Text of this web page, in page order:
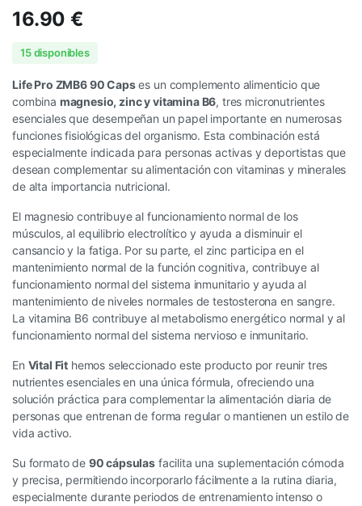
16.90€
15 disponibles
Life Pro ZMB6 90 Capses un complemento alimenticio que
combina magnesio, zinc y vitamina B6, tres micronutrientes
esenciales que desempeñan un papel importante en numerosas
funciones fisiológicas del organismo. Esta combinación está
especialmente indicada para personas activas y deportistas que
desean complementar su alimentación con vitaminas y minerales
de alta importancia nutricional.
El magnesio contribuye al funcionamiento normal de los
músculos, al equilibrio electrolítico y ayuda a disminuir el
cansancio y la fatiga. Por su parte, el zinc participa en el
mantenimiento normal de la función cognitiva, contribuye al
funcionamiento normal del sistema inmunitario y ayuda al
mantenimiento de niveles normales de testosterona en sangre.
La vitamina B6 contribuye al metabolismo energético normal y al
funcionamiento normal del sistema nervioso e inmunitario.
En Vital Fit hemos seleccionado este producto por reunir tres
nutrientes esenciales en una única fórmula, ofreciendo una
solución práctica para complementar la alimentación diaria de
personas que entrenan de forma regular o mantienen un estilo de
vida activo.
Su formato de 90 cápsulas facilita una suplementación cómoda
y precisa, permitiendo incorporarlo fácilmente a la rutina diaria,
especialmente durante periodos de entrenamiento intenso o